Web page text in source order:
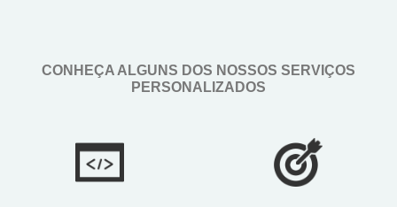
CONHEÇA ALGUNS DOS NOSSOS SERVIÇOS
PERSONALIZADOS